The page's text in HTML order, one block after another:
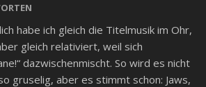
habe ich gleich die Titelmusik im Ohr,
gleich relativiert, weil sich
dazwischenmischt. So wird es nicht
gruselig, aber es stimmt schon: Jaws,